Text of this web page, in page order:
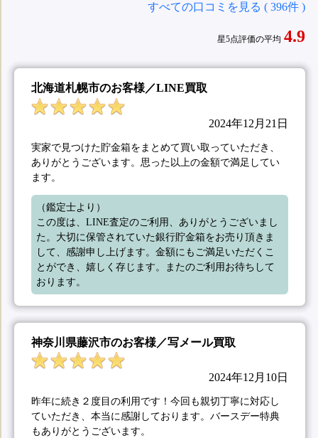
すべての口コミを見る ( 396件 )
星5点評価の平均 4.9
北海道札幌市のお客様／LINE買取
2024年12月21日
実家で見つけた貯金箱をまとめて買い取っていただき、
ありがとうございます。思った以上の金額で満足してい
ます。
（鑑定士より）
この度は、LINE査定のご利用、ありがとうございまし
た。大切に保管されていた銀行貯金箱をお売り頂きま
して、感謝申し上げます。金額にもご満足いただくこ
とができ、嬉しく存じます。またのご利用お待ちして
おります。
神奈川県藤沢市のお客様／写メール買取
2024年12月10日
昨年に続き２度目の利用です！今回も親切丁寧に対応し
ていただき、本当に感謝しております。バースデー特典
もありがとうございます。